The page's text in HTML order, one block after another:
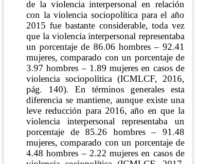
de la violencia interpersonal en relación
con la violencia sociopolítica para el año
2015 fue bastante considerable, toda vez
que la violencia interpersonal representaba
un porcentaje de 86.06 hombres – 92.41
mujeres, comparado con un porcentaje de
3.97 hombres – 1.89 mujeres en casos de
violencia sociopolítica (ICMLCF, 2016,
pág. 140). En términos generales esta
diferencia se mantiene, aunque existe una
leve reducción para 2016, año en que la
violencia interpersonal representaba un
porcentaje de 85.26 hombres – 91.48
mujeres, comparado con un porcentaje de
4.48 hombres – 2.22 mujeres en casos de